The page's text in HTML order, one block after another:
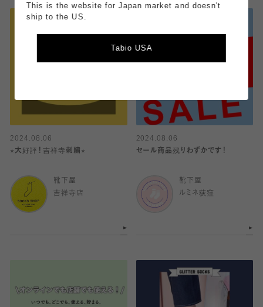
2024.08.06
⭐︎大好評！吉祥寺刺繍⭐︎
靴下屋
吉祥寺店
2024.08.06
セール商品残りわずかです！
靴下屋
ルミネ荻窪
This is the website for Japan market and doesn't
ship to the US.
Tabio USA